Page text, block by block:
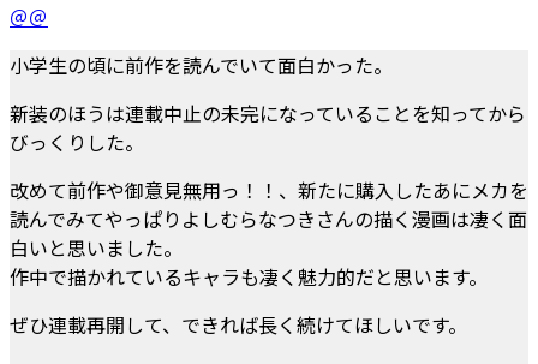
＠＠
小学生の頃に前作を読んでいて面白かった。
新装のほうは連載中止の未完になっていることを知ってから
びっくりした。
改めて前作や御意見無用っ！！、新たに購入したあにメカを
読んでみてやっぱりよしむらなつきさんの描く漫画は凄く面
白いと思いました。
作中で描かれているキャラも凄く魅力的だと思います。
ぜひ連載再開して、できれば長く続けてほしいです。